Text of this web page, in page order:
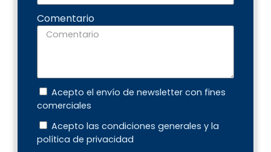
Comentario
Acepto el envío de newsletter con fines
comerciales
Acepto las condiciones generales y la
política de privacidad